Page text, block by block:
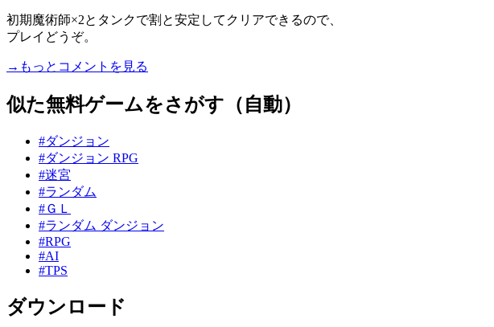
初期魔術師×2とタンクで割と安定してクリアできるので、
プレイどうぞ。
→もっとコメントを見る
似た無料ゲームをさがす（自動）
#ダンジョン
#ダンジョン RPG
#迷宮
#ランダム
#ＧＬ
#ランダム ダンジョン
#RPG
#AI
#TPS
ダウンロード